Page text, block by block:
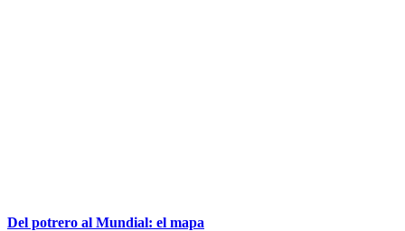
Del potrero al Mundial: el mapa